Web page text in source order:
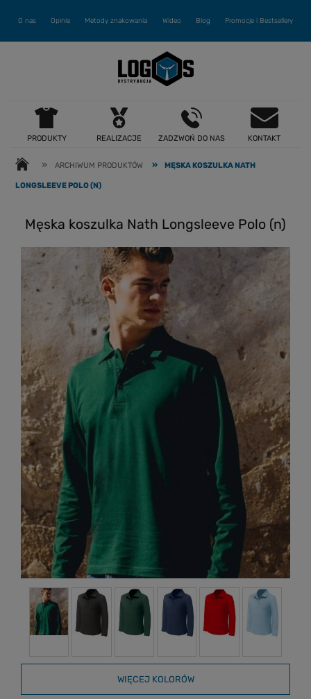
O nas Opinie Metody znakowania Wideo Blog Promocje i Bestsellery
PRODUKTY REALIZACJE ZADZWOŃ DO NAS KONTAKT
» ARCHIWUM PRODUKTÓW » MĘSKA KOSZULKA NATH
LONGSLEEVE POLO (N)
Męska koszulka Nath Longsleeve Polo (n)
WIĘCEJ KOLORÓW